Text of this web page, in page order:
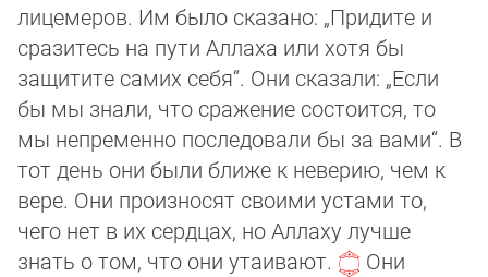
лицемеров. Им было сказано: „Придите и
сра­зи­тесь на пути Аллаха или хотя бы
защитите самих себя“. Они сказали: „Если
бы мы знали, что сражение состоится, то
мы непременно последовали бы за вами“. В
тот день они были ближе к неверию, чем к
вере. Они произносят своими устами то,
чего нет в их сердцах, но Аллаху лучше
знать о том, что они утаивают.
Они